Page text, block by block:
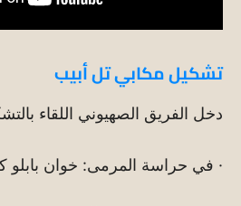
تشكيل مكابي تل أبيب
دخل الفريق الصهيوني اللقاء
· في حراسة المرمى: خوان بابلو